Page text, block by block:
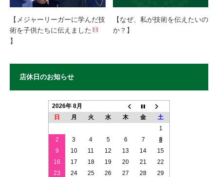
【メジャーリーガーに学んだ技
術を子供たちに伝えました
】
【なぜ、私が技術を伝えたいの
か？】
店休日のお知らせ
2026年 8月
日
月 火 水 木 金
土
1
2
3 4 5 6 7
8
9
10 11 12 13 14
15
16
17 18 19 20 21
22
23
24 25 26 27 28
29